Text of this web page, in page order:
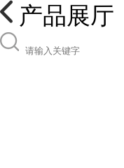
产品展厅